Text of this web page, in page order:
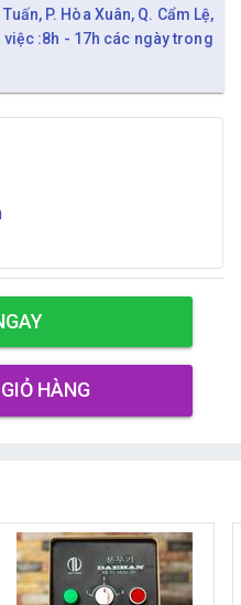
P. Hòa Xuân, Q. Cẩm Lệ,
việc :8h - 17h các ngày trong
HÀNG